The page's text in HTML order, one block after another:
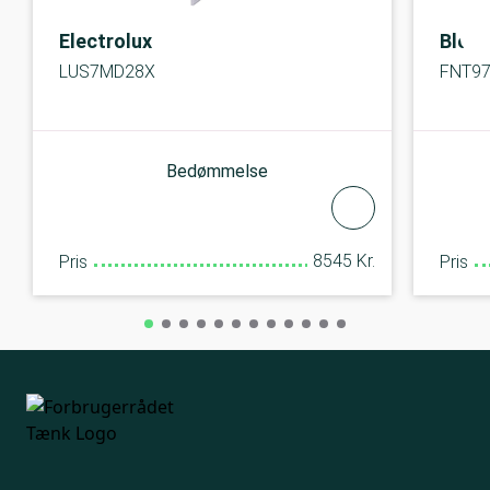
Electrolux
LUS7MD28X
Bedømmelse
Pris 8545 Kr. Pris